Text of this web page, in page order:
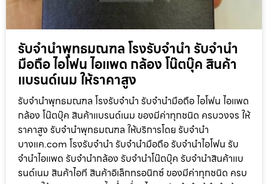
รับจำนำพุทธมณฑล โรงรับจำนำ รับจำนำ
มือถือ ไอโฟน ไอแพด กล้อง โน๊ตบุ๊ค สินค้า
แบรนด์เนม ให้ราคาสูง
รับจำนำพุทธมณฑล โรงรับจำนำ รับจำนำมือถือ ไอโฟน ไอแพด
กล้อง โน๊ตบุ๊ค สินค้าแบรนด์เนม ของมีค่าทุกชนิด ครบวงจร ให้
ราคาสูง รับจำนำพุทธมณฑล ให้บริการโดย รับจํานํา
บางแค.com โรงรับจำนำ รับจำนำมือถือ รับจำนำไอโฟน รับ
จำนำไอแพด รับจำนำกล้อง รับจำนำโน๊ตบุ๊ค รับจำนำสินค้าแบ
รนด์เนม สินค้าไอที สินค้าอิเล็กทรอนิกซ์ ของมีค่าทุกชนิด ครบ